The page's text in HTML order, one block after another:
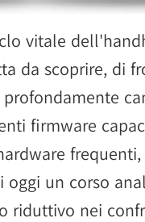
vitale
da scoprire, di
firmware
un corso
riduttivo nei